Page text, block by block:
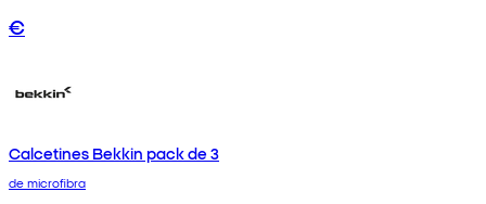
€
Calcetines Bekkin pack de 3
de microfibra